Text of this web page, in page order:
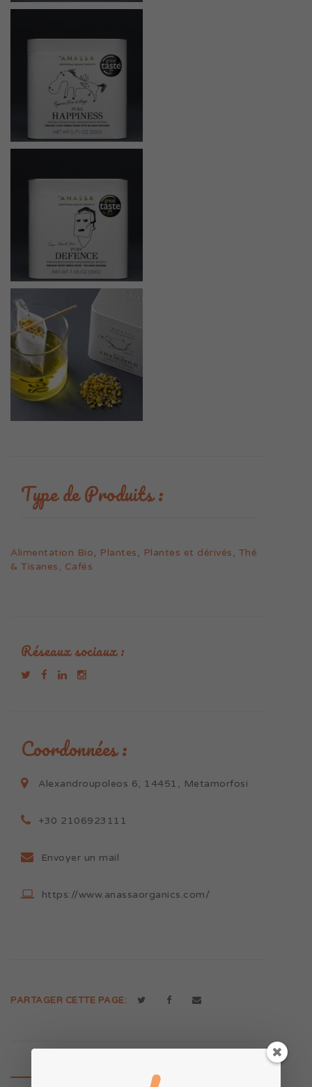
Type de Produits :
Alimentation Bio, Plantes, Plantes et dérivés, Thé
& Tisanes, Cafés
Réseaux sociaux :
Coordonnées :
Alexandroupoleos 6, 14451, Metamorfosi
+30 2106923111
Envoyer un mail
https://www.anassaorganics.com/
PARTAGER CETTE PAGE: